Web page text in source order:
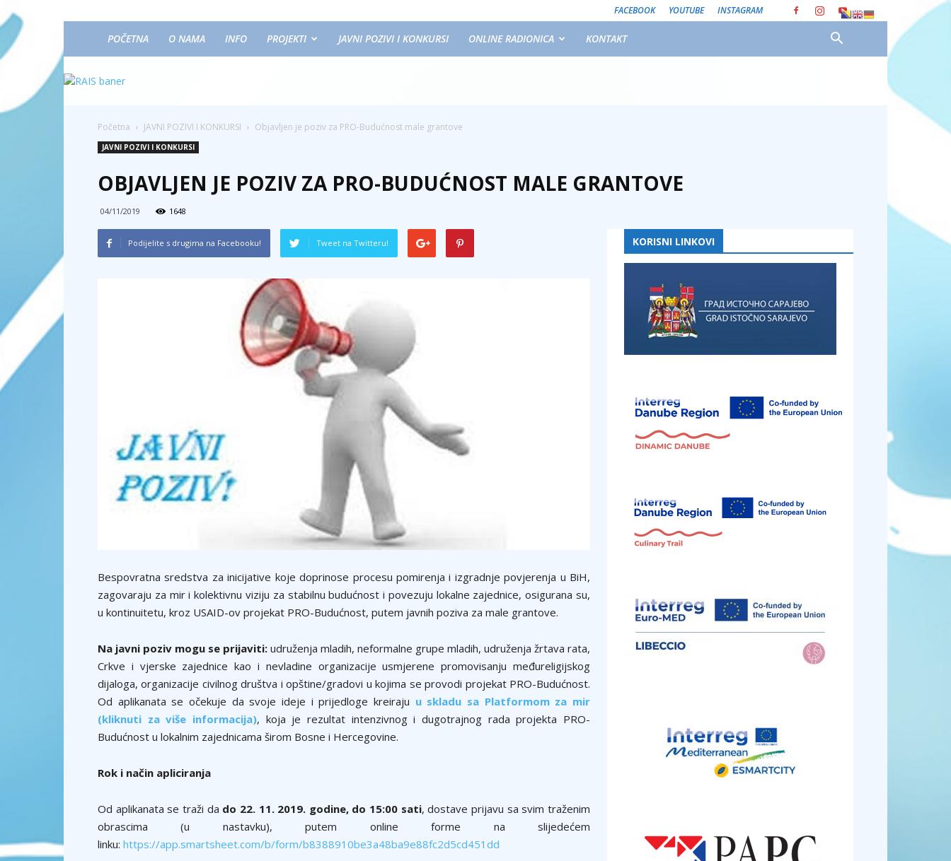
FACEBOOK YOUTUBE INSTAGRAM
POČETNA O NAMA INFO PROJEKTI JAVNI POZIVI I KONKURSI ONLINE RADIONICA KONTAKT
Početna JAVNI POZIVI I KONKURSI Objavljen je poziv za PRO-Budućnost male grantove
JAVNI POZIVI I KONKURSI
OBJAVLJEN JE POZIV ZA PRO-BUDUĆNOST MALE GRANTOVE
04/11/2019 1648
Podijelite s drugima na Facebooku! Tweet na Twitteru!
Bespovratna sredstva za inicijative koje doprinose procesu pomirenja i izgradnje povjerenja u BiH,
zagovaraju za mir i kolektivnu viziju za stabilnu budućnost i povezuju lokalne zajednice, osigurana su,
u kontinuitetu, kroz USAID-ov projekat PRO-Budućnost, putem javnih poziva za male grantove.
Na javni poziv mogu se prijaviti: udruženja mladih, neformalne grupe mladih, udruženja žrtava rata,
Crkve i vjerske zajednice kao i nevladine organizacije usmjerene promovisanju međureligijskog
dijaloga, organizacije civilnog društva i opštine/gradovi u kojima se provodi projekat PRO-Budućnost.
Od aplikanata se očekuje da svoje ideje i prijedloge kreiraju u skladu sa Platformom za mir
(kliknuti za više informacija), koja je rezultat intenzivnog i dugotrajnog rada projekta PRO-
Budućnost u lokalnim zajednicama širom Bosne i Hercegovine.
Rok i način apliciranja
Od aplikanata se traži da do 22. 11. 2019. godine, do 15:00 sati, dostave prijavu sa svim traženim
obrascima (u nastavku), putem online forme na slijedećem
linku: https://app.smartsheet.com/b/form/b8388910be3a48ba9e88fc2d5cd451dd
KORISNI LINKOVI